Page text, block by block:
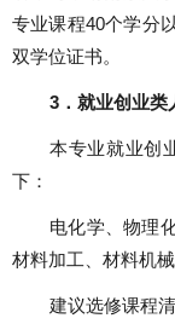
专业课程40个学分
双学位证书。
3 ．就业创业类
本专业就业创
下：
电化学、物理
材料加工、材料机
建议选修课程清